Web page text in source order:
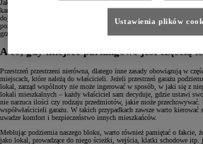
Jak nietrudno się domyślić, parkowanie samochodu z rozgrzanym
kanistra z benzyną (nie zawsze szczelnego), zazwyczaj ma opłakane w
dojść do zaprószenia ognia, by narazić się na przykre konsekwencje.
pożarowego może mieć swój finał w sądzie, który, dopatrując się
grzywny w wysokości nawet 5000 złotych.
A co, gdy miejsce parkingowe jest częścią
Przestrzeń przestrzeni nierówna, dlatego inne zasady obowiązują w
miejscach, które należą do właścicieli. Jeżeli przestrzeń garażu
lokal, zarząd wspólnoty nie może ingerować w sposób, w jaki się z
lokali mieszkalnych – każdy właściciel sam decyduje, gdzie ustawi
nie narzuca ilości czy rodzaju przedmiotów, jakie może
współwłaścicieli garażu. W takich przypadkach zawsze warto
uwadze komfort i bezpieczeństwo innych mieszkańców.
Meblując podziemia naszego bloku, warto również pamiętać o fakcie,
jako lokal, prowadzące do niego ścieżki, wejścia, klatki schodowe itp.
Ustawienia plików